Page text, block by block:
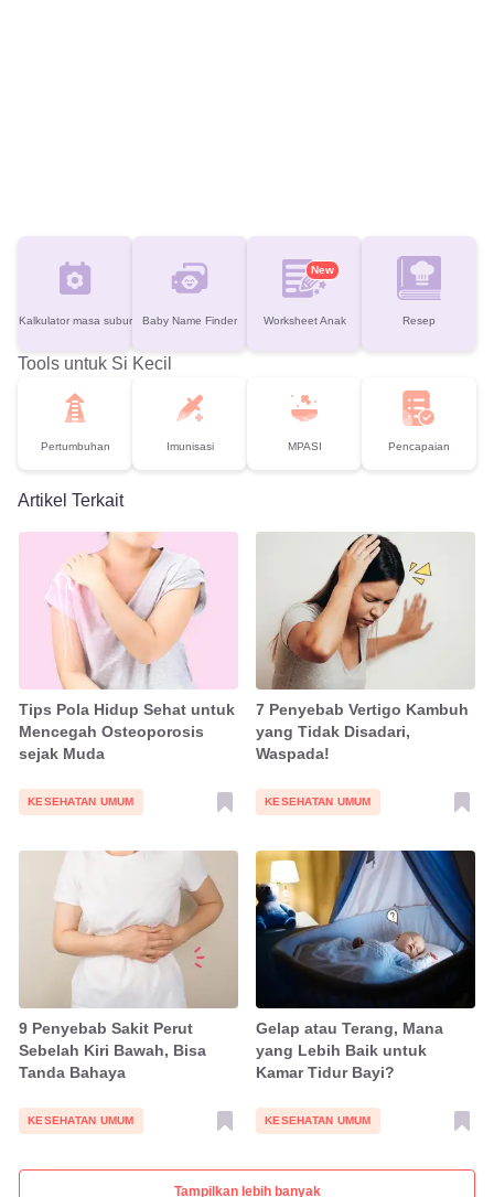
Kalkulator masa subur Baby Name Finder
New
Worksheet Anak Resep
Tools untuk Si Kecil
Pertumbuhan Imunisasi MPASI Pencapaian
Artikel Terkait
Tampilkan lebih banyak
Tips Pola Hidup Sehat untuk
Mencegah Osteoporosis
sejak Muda
KESEHATAN UMUM
7 Penyebab Vertigo Kambuh
yang Tidak Disadari,
Waspada!
KESEHATAN UMUM
9 Penyebab Sakit Perut
Sebelah Kiri Bawah, Bisa
Tanda Bahaya
KESEHATAN UMUM
Gelap atau Terang, Mana
yang Lebih Baik untuk
Kamar Tidur Bayi?
KESEHATAN UMUM